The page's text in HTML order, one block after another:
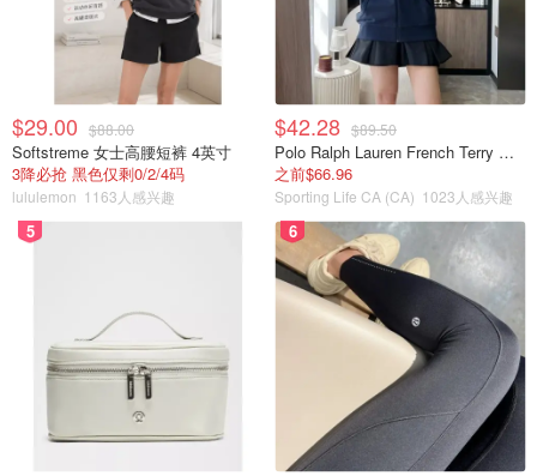
图片来自于Paris 2024，版权属于原作者
历史悠久的凡尔赛宫是世界著名的宫殿，标志性建筑，也是
法国的象征之一。巴黎奥运会期间，凡尔赛宫的花园广场上
将搭建一个临时室外赛场，这里将举办马术和现代五项的比
赛。
巴黎市政厅
$29.00 $88.00
Softstreme 女士高腰短裤 4英寸
3降必抢 黑色仅剩0/2/4码
lululemon 1163人感兴趣
$42.28 $89.50
Polo Ralph Lauren French Terry 女童连帽卫衣 7-16码
之前$66.96
Sporting Life CA (CA) 1023人感兴趣
5 6